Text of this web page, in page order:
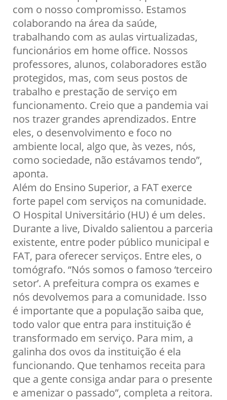
com o nosso compromisso. Estamos
colaborando na área da saúde,
trabalhando com as aulas virtualizadas,
funcionários em home office. Nossos
professores, alunos, colaboradores estão
protegidos, mas, com seus postos de
trabalho e prestação de serviço em
funcionamento. Creio que a pandemia vai
nos trazer grandes aprendizados. Entre
eles, o desenvolvimento e foco no
ambiente local, algo que, às vezes, nós,
como sociedade, não estávamos tendo”,
aponta.
Além do Ensino Superior, a FAT exerce
forte papel com serviços na comunidade.
O Hospital Universitário (HU) é um deles.
Durante a live, Divaldo salientou a parceria
existente, entre poder público municipal e
FAT, para oferecer serviços. Entre eles, o
tomógrafo. “Nós somos o famoso ‘terceiro
setor’. A prefeitura compra os exames e
nós devolvemos para a comunidade. Isso
é importante que a população saiba que,
todo valor que entra para instituição é
transformado em serviço. Para mim, a
galinha dos ovos da instituição é ela
funcionando. Que tenhamos receita para
que a gente consiga andar para o presente
e amenizar o passado”, completa a reitora.